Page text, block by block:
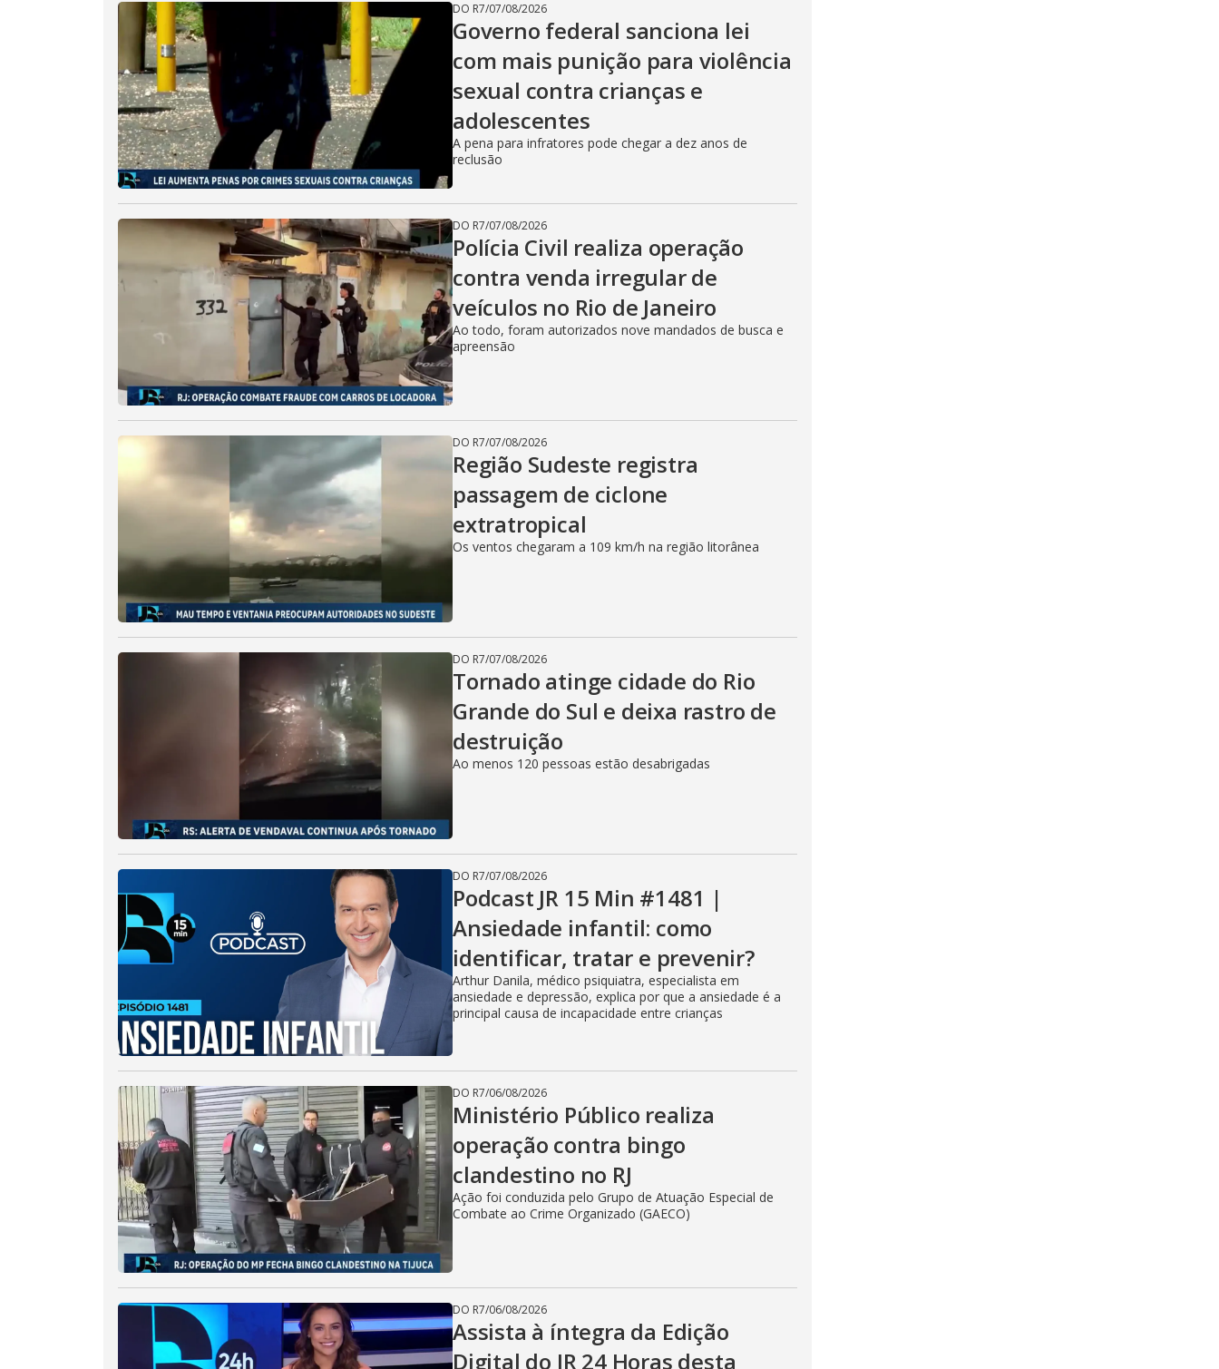
DO R7/07/08/2026
Governo federal sanciona lei
com mais punição para violência
sexual contra crianças e
adolescentes
A pena para infratores pode chegar a dez anos de
reclusão
DO R7/07/08/2026
Polícia Civil realiza operação
contra venda irregular de
veículos no Rio de Janeiro
Ao todo, foram autorizados nove mandados de busca e
apreensão
DO R7/07/08/2026
Região Sudeste registra
passagem de ciclone
extratropical
Os ventos chegaram a 109 km/h na região litorânea
DO R7/07/08/2026
Tornado atinge cidade do Rio
Grande do Sul e deixa rastro de
destruição
Ao menos 120 pessoas estão desabrigadas
DO R7/07/08/2026
Podcast JR 15 Min #1481 |
Ansiedade infantil: como
identificar, tratar e prevenir?
Arthur Danila, médico psiquiatra, especialista em
ansiedade e depressão, explica por que a ansiedade é a
principal causa de incapacidade entre crianças
DO R7/06/08/2026
Ministério Público realiza
operação contra bingo
clandestino no RJ
Ação foi conduzida pelo Grupo de Atuação Especial de
Combate ao Crime Organizado (GAECO)
DO R7/06/08/2026
Assista à íntegra da Edição
Digital do JR 24 Horas desta